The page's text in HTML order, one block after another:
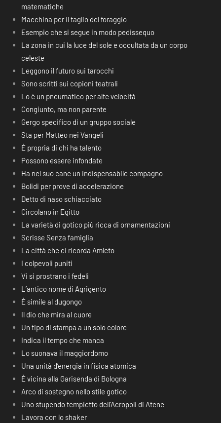
matematiche
Macchina per il taglio del foraggio
Esempio che si segue in modo pedissequo
La zona in cui la luce del sole e occultata da un corpo
celeste
Leggono il futuro sui tarocchi
Sono scritti sui copioni teatrali
Lo è un pneumatico per alte velocità
Congiunto, ma non parente
Gergo specifico di un gruppo sociale
Sta per Matteo nei Vangeli
É propria di chi ha talento
Possono essere infondate
Ha nel suo cane un indispensabile compagno
Bolidi per prove di accelerazione
Detto di naso schiacciato
Circolano in Egitto
La varietà di gotico più ricca di ornamentazioni
Scrisse Senza famiglia
La città che ci ricorda Amleto
I colpevoli puniti
Vi si prostrano i fedeli
L’antico nome di Agrigento
È simile al dugongo
Il dio che mira al cuore
Un tipo di stampa a un solo colore
Indica il tempo che manca
Lo suonava il maggiordomo
Una unità d’energia in fisica atomica
È vicina alla Garisenda di Bologna
Arco di sostegno nello stile gotico
Uno stupendo tempietto dell’Acropoli di Atene
Lavora con lo shaker